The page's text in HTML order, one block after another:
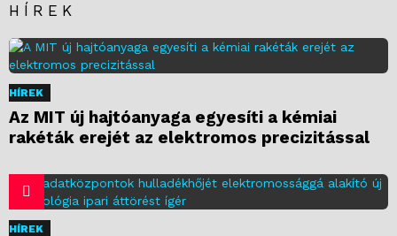
HÍREK
HÍREK
Az MIT új hajtóanyaga egyesíti a kémiai
rakéták erejét az elektromos precizitással
HÍREK